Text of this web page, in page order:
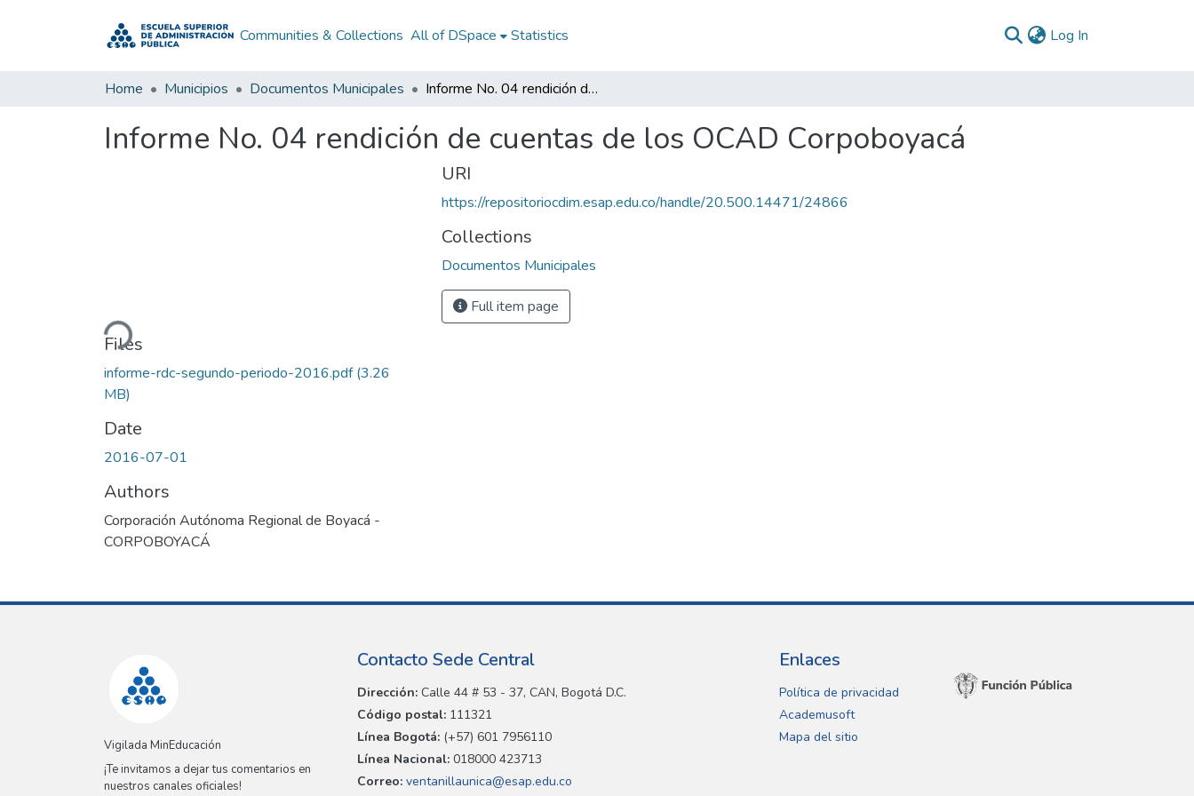
Communities & Collections All of DSpace Statistics Log In
Home Municipios Documentos Municipales Informe No. 04 rendición de cuentas de los OCAD Corpoboyacá
Informe No. 04 rendición de cuentas de los OCAD Corpoboyacá
Loading...
Files
informe-rdc-segundo-periodo-2016.pdf(3.26
MB)
Date
2016-07-01
Authors
Corporación Autónoma Regional de Boyacá -
CORPOBOYACÁ
URI
https://repositoriocdim.esap.edu.co/handle/20.500.14471/24866
Collections
Documentos Municipales
Full item page
Vigilada MinEducación
¡Te invitamos a dejar tus comentarios en
nuestros canales oficiales!
Contacto Sede Central
Dirección: Calle 44 # 53 - 37, CAN, Bogotá D.C.
Código postal: 111321
Línea Bogotá: (+57) 601 7956110
Línea Nacional: 018000 423713
Correo: ventanillaunica@esap.edu.co
Enlaces
Política de privacidad
Academusoft
Mapa del sitio